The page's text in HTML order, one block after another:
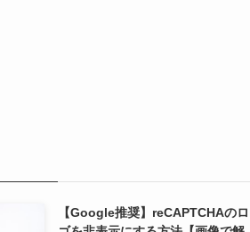
【Google推奨】reCAPTCHAのロ